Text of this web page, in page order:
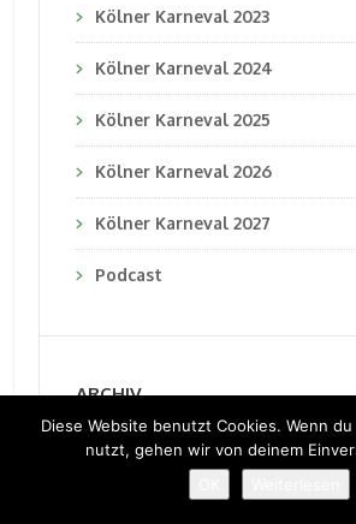
Kölner Karneval 2023
Kölner Karneval 2024
Kölner Karneval 2025
Kölner Karneval 2026
Kölner Karneval 2027
Podcast
ARCHIV
Diese Website benutzt Cookies. Wenn
nutzt, gehen wir von deinem